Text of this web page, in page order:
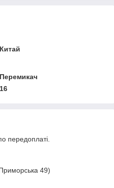
Китай
Перемикач
16
передоплаті.
49)